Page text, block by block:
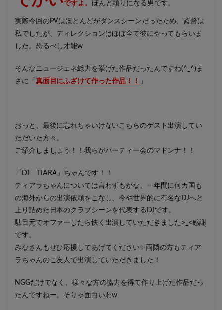
ですよ。 ほんと頼りになる男です。
実際今回のPVはほとんどがダンスシーンだったため、監督は
私でしたが、ディレクションはほぼ全て彼にやってもらいま
した。恐るべし才能w
そんなニュージェネ総力を挙げた作品だったんですね(^_^)ま
さに「 真面目にふざけて作った作品！！ 」
おっと、最後に忘れちゃいけないこちらのゲスト出演してい
ただいた方々。
ご紹介しましょう！！我らがパーティー会のマドンナ！！
「DJ TIARA」ちゃんです！！
ティアラちゃんについては言わずもがな、一年間に何カ国も
の海外からの出演依頼をこなし、今や世界的に有名なDJへと
上り詰めた日本のクラブシーンを代表するDJです。
駄目元でオファーしたら快く出演していただきました>_<感謝
です。
みなさんもぜひ応援してあげてください✨両隣の方もティア
ラちゃんのご友人で出演していただきました！
NGGだけでなく、様々な方の協力を得て作り上げた作品だっ
たんですねー。そりゃ面白いわw